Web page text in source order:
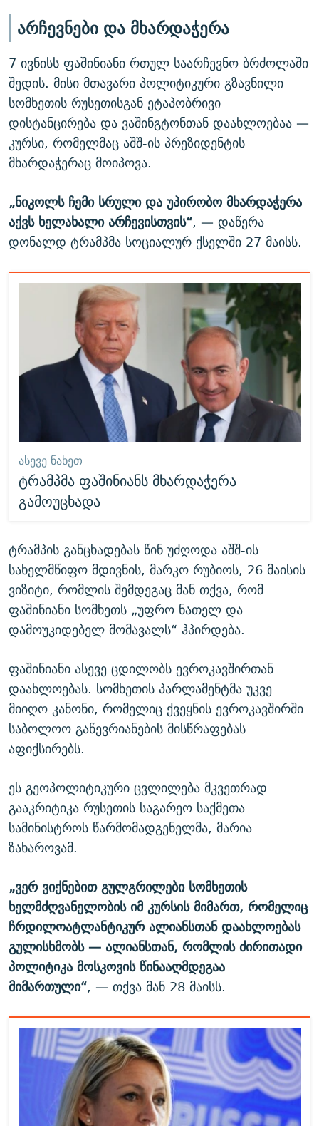
არჩევნები და მხარდაჭერა
7 ივნისს ფაშინიანი რთულ საარჩევნო ბრძოლაში
შედის. მისი მთავარი პოლიტიკური გზავნილი
სომხეთის რუსეთისგან ეტაპობრივი
დისტანცირება და ვაშინგტონთან დაახლოებაა —
კურსი, რომელმაც აშშ-ის პრეზიდენტის
მხარდაჭერაც მოიპოვა.
„ნიკოლს ჩემი სრული და უპირობო მხარდაჭერა
აქვს ხელახალი არჩევისთვის“, — დაწერა
დონალდ ტრამპმა სოციალურ ქსელში 27 მაისს.
ᲐᲡᲔᲕᲔ ᲜᲐᲮᲔᲗ
ტრამპმა ფაშინიანს მხარდაჭერა
გამოუცხადა
ტრამპის განცხადებას წინ უძღოდა აშშ-ის
სახელმწიფო მდივნის, მარკო რუბიოს, 26 მაისის
ვიზიტი, რომლის შემდეგაც მან თქვა, რომ
ფაშინიანი სომხეთს „უფრო ნათელ და
დამოუკიდებელ მომავალს“ ჰპირდება.
ფაშინიანი ასევე ცდილობს ევროკავშირთან
დაახლოებას. სომხეთის პარლამენტმა უკვე
მიიღო კანონი, რომელიც ქვეყნის ევროკავშირში
საბოლოო გაწევრიანების მისწრაფებას
აფიქსირებს.
ეს გეოპოლიტიკური ცვლილება მკვეთრად
გააკრიტიკა რუსეთის საგარეო საქმეთა
სამინისტროს წარმომადგენელმა, მარია
ზახაროვამ.
„ვერ ვიქნებით გულგრილები სომხეთის
ხელმძღვანელობის იმ კურსის მიმართ, რომელიც
ჩრდილოატლანტიკურ ალიანსთან დაახლოებას
გულისხმობს — ალიანსთან, რომლის ძირითადი
პოლიტიკა მოსკოვის წინააღმდეგაა
მიმართული“, — თქვა მან 28 მაისს.